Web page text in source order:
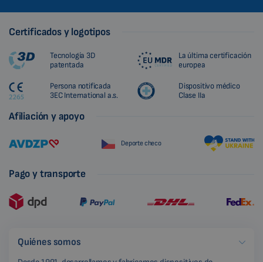
Certificados y logotipos
Tecnología 3D
patentada
La última certificación
europea
Persona notificada
3EC International a.s.
Dispositivo médico
Clase IIa
Afiliación y apoyo
Deporte checo
Pago y transporte
Quiénes somos